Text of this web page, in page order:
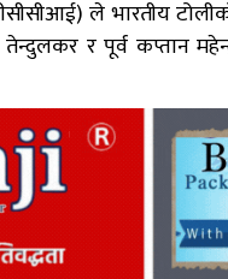
ले भारतीय
तेन्दुलकर र पूर्व कप्तान